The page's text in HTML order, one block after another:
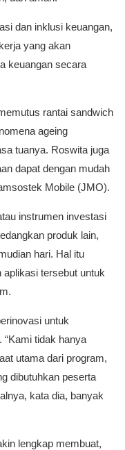
dan inklusi keuangan,
yang akan
keuangan secara
rantai sandwich
ageing
tuanya. Roswita juga
dapat dengan mudah
Mobile (JMO).
instrumen investasi
produk lain,
hari. Hal itu
aplikasi tersebut untuk
untuk
“Kami tidak hanya
utama dari program,
dibutuhkan peserta
kata dia, banyak
lengkap membuat,